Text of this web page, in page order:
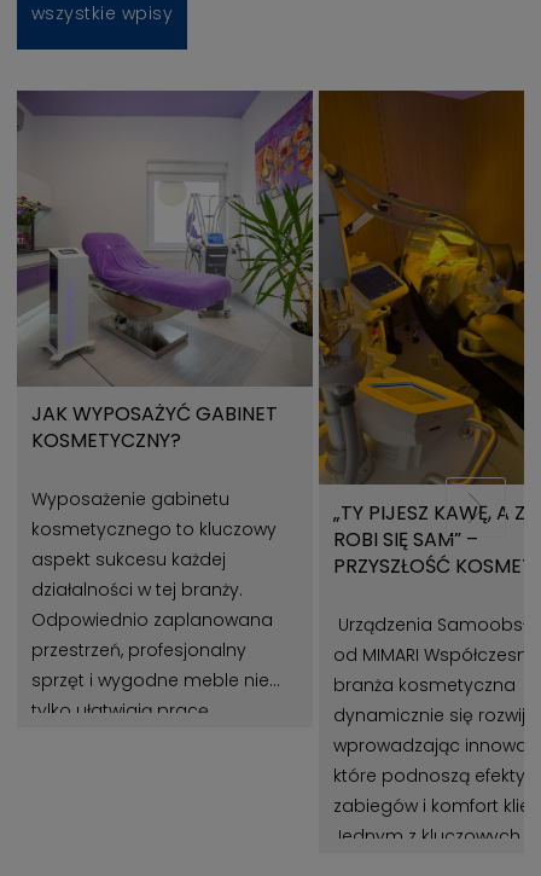
wszystkie wpisy
JAK WYPOSAŻYĆ GABINET
KOSMETYCZNY?
Wyposażenie gabinetu
kosmetycznego to kluczowy
aspekt sukcesu każdej
działalności w tej branży.
Odpowiednio zaplanowana
przestrzeń, profesjonalny
sprzęt i wygodne meble nie
tylko ułatwiają pracę
„TY PIJESZ KAWĘ, A
ROBI SIĘ SAM” –
PRZYSZŁOŚĆ
Urządzenia
od MIMARI Współczesna
branża kosmetyczna
dynamicznie się rozwija,
wprowadzając
które podnoszą
zabiegów i komfort
Jednym z kluczowych